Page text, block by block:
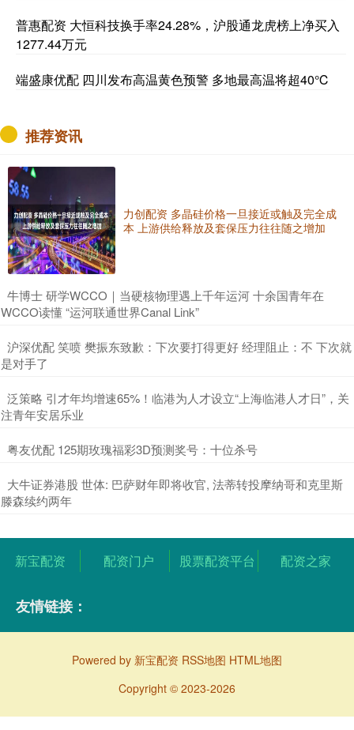
普惠配资 大恒科技换手率24.28%，沪股通龙虎榜上净买入
1277.44万元
端盛康优配 四川发布高温黄色预警 多地最高温将超40℃
推荐资讯
力创配资 多晶硅价格一旦接近或触及完全成
本 上游供给释放及套保压力往往随之增加
​牛博士 研学WCCO｜当硬核物理遇上千年运河 十余国青年在
WCCO读懂 “运河联通世界Canal Link”
​沪深优配 笑喷 樊振东致歉：下次要打得更好 经理阻止：不 下次就
是对手了
​泛策略 引才年均增速65%！临港为人才设立“上海临港人才日”，关
注青年安居乐业
​粤友优配 125期玫瑰福彩3D预测奖号：十位杀号
​大牛证券港股 世体: 巴萨财年即将收官, 法蒂转投摩纳哥和克里斯
滕森续约两年
新宝配资 配资门户 股票配资平台 配资之家
友情链接：
Powered by 新宝配资 RSS地图 HTML地图
Copyright © 2023-2026